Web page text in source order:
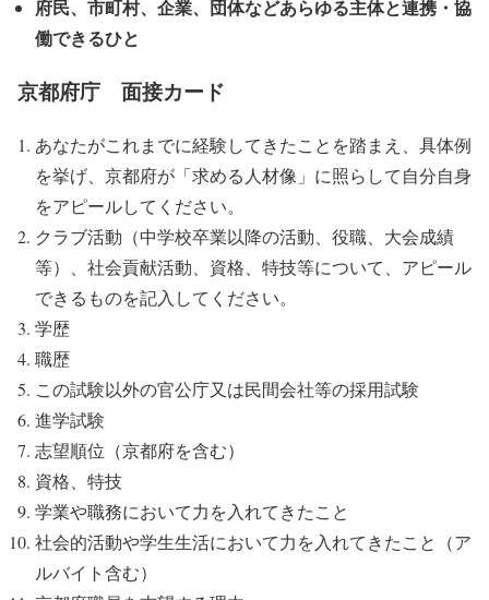
府民、市町村、企業、団体などあらゆる主体と連携・協
働できるひと
京都府庁 面接カード
あなたがこれまでに経験してきたことを踏まえ、具体例
を挙げ、京都府が「求める人材像」に照らして自分自身
をアピールしてください。
クラブ活動（中学校卒業以降の活動、役職、大会成績
等）、社会貢献活動、資格、特技等について、アピール
できるものを記入してください。
学歴
職歴
この試験以外の官公庁又は民間会社等の採用試験
進学試験
志望順位（京都府を含む）
資格、特技
学業や職務において力を入れてきたこと
社会的活動や学生生活において力を入れてきたこと（ア
ルバイト含む）